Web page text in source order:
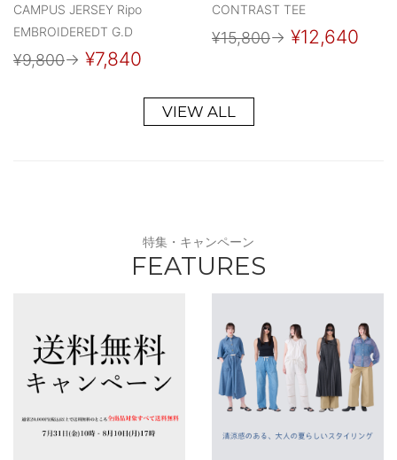
CAMPUS JERSEY Ripo
EMBROIDEREDT G.D
¥9,800→ ¥7,840
CONTRAST TEE
¥15,800→ ¥12,640
VIEW ALL
特集・キャンペーン
FEATURES